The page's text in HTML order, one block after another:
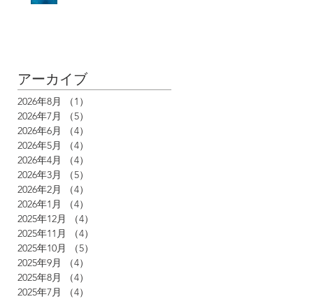
アーカイブ
2026年8月 （1）
2026年7月
（5）
2026年6月
（4）
2026年5月
（4）
2026年4月
（4）
2026年3月
（5）
2026年2月
（4）
2026年1月
（4）
2025年12月
（4）
2025年11月
（4）
2025年10月
（5）
2025年9月
（4）
2025年8月
（4）
2025年7月
（4）